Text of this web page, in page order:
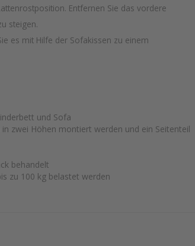
Entfernen Sie das vordere
steigen.
es mit Hilfe der Sofakissen zu einem
und Sofa
zwei Höhen montiert werden und ein Seitenteil
behandelt
zu 100 kg belastet werden